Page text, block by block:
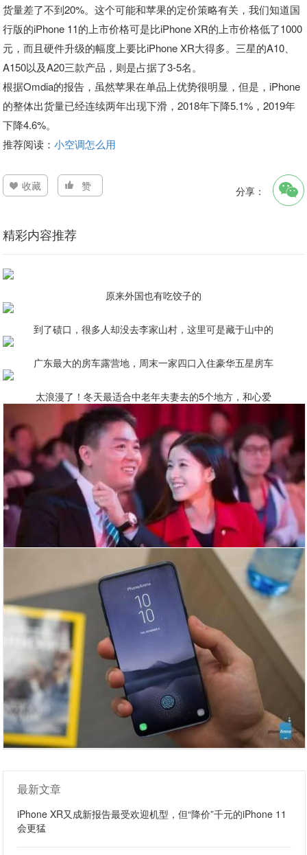
货量差了不到20%。这个可能和苹果的定价策略有关，我们知道国
行版的iPhone 11的上市价格可是比iPhone XR的上市价格低了1000
元，而且硬件升级的幅度上要比iPhone XR大得多。三星的A10、
A150以及A20三款产品，则是占据了3-5名。
根据Omdia的报告，虽然苹果在单品上优势很明显，但是，iPhone
的整体出货量已经连续两年出现下滑，2018年下降5.1%，2019年
下降4.6%。
推荐阅读：小空调怎么用
收藏 赞 分享：
精彩内容推荐
原来外国也有吃饺子的
到了碛口，很多人却没去李家山村，这里可是藏于山中的
广东最大的房车露营地，周末一家四口入住豪华五星房车
太浪漫了！冬天最适合中老年夫妻去的5个地方，和心爱
最新文章
iPhone XR又成新报告最受欢迎机型，但“降价”千元的iPhone 11
会更猛